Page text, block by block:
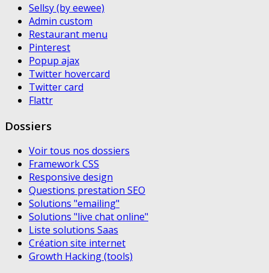
Sellsy (by eewee)
Admin custom
Restaurant menu
Pinterest
Popup ajax
Twitter hovercard
Twitter card
Flattr
Dossiers
Voir tous nos dossiers
Framework CSS
Responsive design
Questions prestation SEO
Solutions "emailing"
Solutions "live chat online"
Liste solutions Saas
Création site internet
Growth Hacking (tools)